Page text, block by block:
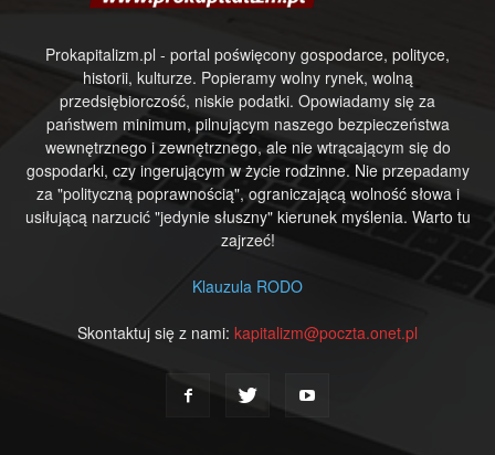
Prokapitalizm.pl - portal poświęcony gospodarce, polityce,
historii, kulturze. Popieramy wolny rynek, wolną
przedsiębiorczość, niskie podatki. Opowiadamy się za
państwem minimum, pilnującym naszego bezpieczeństwa
wewnętrznego i zewnętrznego, ale nie wtrącającym się do
gospodarki, czy ingerującym w życie rodzinne. Nie przepadamy
za "polityczną poprawnością", ograniczającą wolność słowa i
usiłującą narzucić "jedynie słuszny" kierunek myślenia. Warto tu
zajrzeć!
Klauzula RODO
Skontaktuj się z nami: kapitalizm@poczta.onet.pl